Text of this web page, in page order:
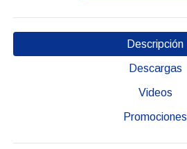
Descripción
Descargas
Videos
Promociones